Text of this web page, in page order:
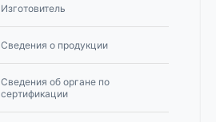
Изготовитель
Сведения о продукции
Сведения об органе по
сертификации